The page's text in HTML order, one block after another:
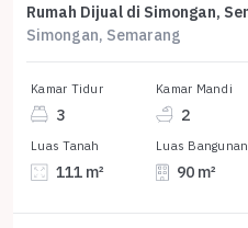
Simongan, Semarang
Kamar Tidur
3
Kamar Mandi
2
Luas Tanah
111 m²
Luas Bangunan
90 m²